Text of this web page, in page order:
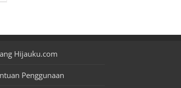
Hijauku.com
Penggunaan